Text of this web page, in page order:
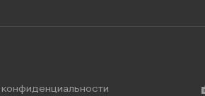
конфиденциальности